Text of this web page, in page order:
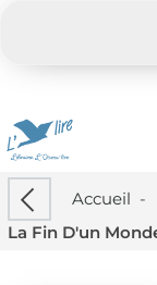
Accueil -